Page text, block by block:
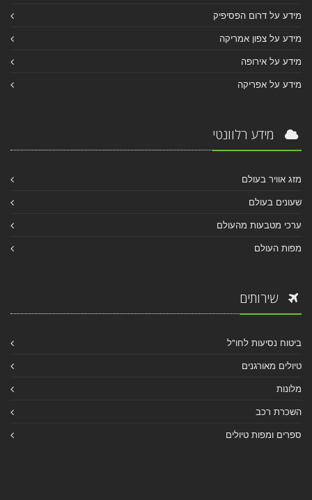
מידע על דרום הפסיפיק
מידע על צפון אמריקה
מידע על אירופה
מידע על אפריקה
מידע רלוונטי
מזג אוויר בעולם
שעונים בעולם
ערכי מטבעות מהעולם
מפות העולם
שירותים
ביטוח נסיעות לחו"ל
טיולים מאורגנים
מלונות
השכרת רכב
ספרים ומפות טיולים